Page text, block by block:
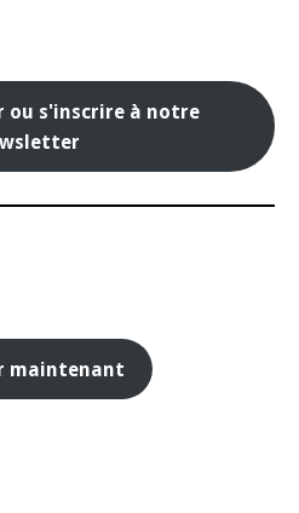
ou s'inscrire à notre
maintenant